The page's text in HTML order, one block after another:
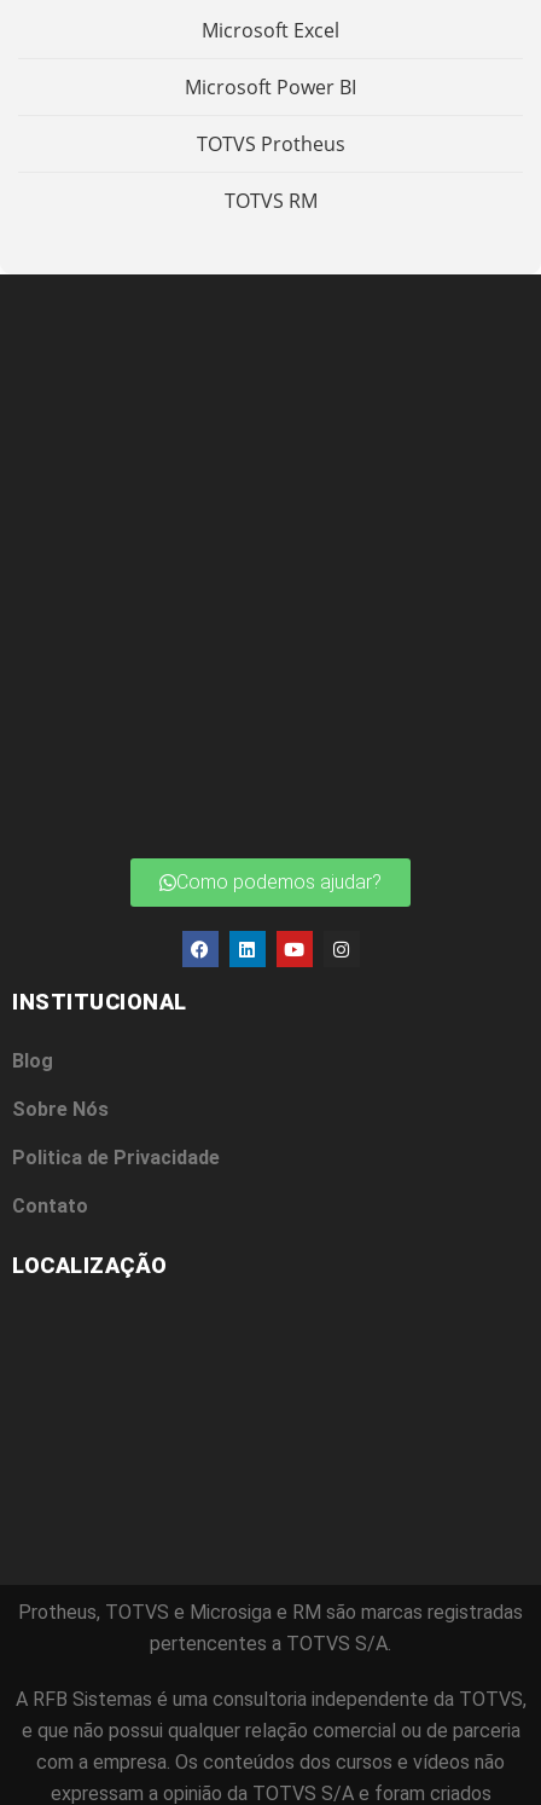
Microsoft Excel
Microsoft Power BI
TOTVS Protheus
TOTVS RM
Como podemos ajudar?
INSTITUCIONAL
Blog
Sobre Nós
Politica de Privacidade
Contato
LOCALIZAÇÃO
Protheus, TOTVS e Microsiga e RM são marcas registradas
pertencentes a TOTVS S/A.
A RFB Sistemas é uma consultoria independente da TOTVS,
e que não possui qualquer relação comercial ou de parceria
com a empresa. Os conteúdos dos cursos e vídeos não
expressam a opinião da TOTVS S/A e foram criados